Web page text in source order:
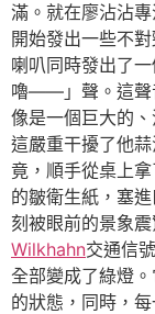
滿。就在廖沾沾
開始發出一些不
喇叭同時發出了
嚕——」聲。這聲
像是一個巨大的
這嚴重干擾了他
竟，順手從桌上
的皺衛生紙，塞
刻被眼前的景象
Wilkhahn交通信
全部變成了綠燈
的狀態，同時，